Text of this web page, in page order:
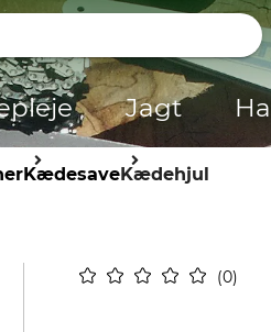
Jagt
KædesaveKædehjul
0